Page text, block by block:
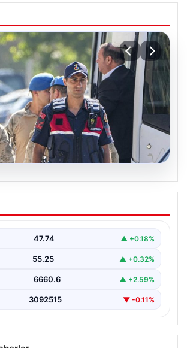
Başkanı İlkay Çiçek
Gelişmeler ve Detaylar
belediye başkanı İlkay Çiçek ve
47.74 ▲ +0.18%
55.25 ▲ +0.32%
6660.6 ▲ +2.59%
3092515 ▼ -0.11%